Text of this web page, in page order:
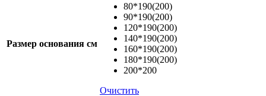
Размер основания см
80*190(200)
90*190(200)
120*190(200)
140*190(200)
160*190(200)
180*190(200)
200*200
Очистить